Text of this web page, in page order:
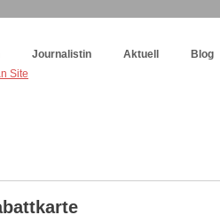
Journalistin Aktuell Blog